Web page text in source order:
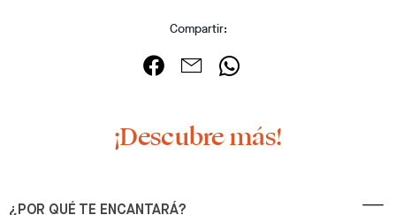
Compartir:
¡Descubre más!
¿POR QUÉ TE ENCANTARÁ?